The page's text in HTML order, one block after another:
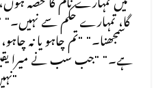
گا، تمہارے حکم سے
سمجھنا۔" "تم چاہو یا نہ
ہے۔" "جب سب نے میرا
نہیں۔"